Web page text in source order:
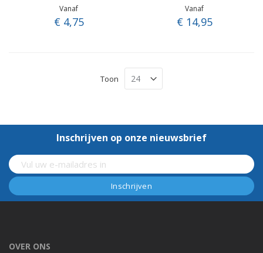
Vanaf
€ 4,75
Vanaf
€ 14,95
Toon
Inschrijven op onze nieuwsbrief
OVER ONS